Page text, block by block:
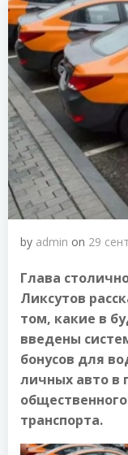
by admin on 29
Глава
Ликсутов
том, какие в
введены
бонусов для
личных авто в
транспорта.